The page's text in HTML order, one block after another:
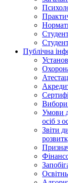
Публічна
Умови
осіб з
Звіти